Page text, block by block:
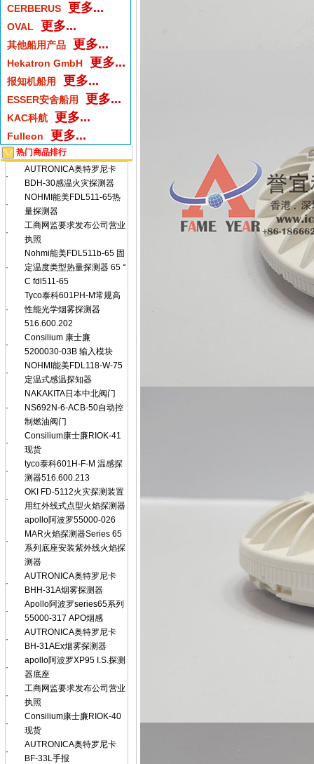
CERBERUS 更多...
OVAL 更多...
其他船用产品 更多...
Hekatron GmbH 更多...
报知机船用 更多...
ESSER安舍船用 更多...
KAC科航 更多...
Fulleon 更多...
热门商品排行
·
AUTRONICA奥特罗尼卡
BDH-30感温火灾探测器
·
NOHMI能美FDL511-65热
量探测器
·
工商网监要求发布公司营业
执照
·
Nohmi能美FDL511b-65 固
定温度类型热量探测器 65 °
C fdl511-65
·
Tyco泰科601PH-M常规高
性能光学烟雾探测器
516.600.202
·
Consilium 康士廉
5200030-03B 输入模块
·
NOHMI能美FDL118-W-75
定温式感温探知器
·
NAKAKITA日本中北阀门
NS692N-6-ACB-50自动控
制燃油阀门
·
Consilium康士廉RIOK-41
现货
·
tyco泰科601H-F-M 温感探
测器516.600.213
·
OKI FD-5112火灾探测装置
用红外线式点型火焰探测器
·
apollo阿波罗55000-026
MAR火焰探测器Series 65
系列底座安装紫外线火焰探
测器
·
AUTRONICA奥特罗尼卡
BHH-31A烟雾探测器
·
Apollo阿波罗series65系列
55000-317 APO烟感
·
AUTRONICA奥特罗尼卡
BH-31AEx烟雾探测器
·
apollo阿波罗XP95 I.S.探测
器底座
·
工商网监要求发布公司营业
执照
·
Consilium康士廉RIOK-40
现货
·
AUTRONICA奥特罗尼卡
BF-33L手报